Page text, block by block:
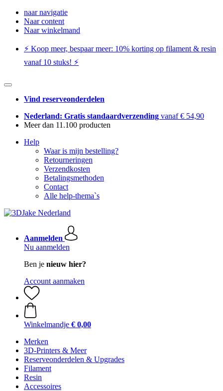
naar navigatie
Naar content
Naar winkelmand
⚡️ Koop meer, bespaar meer: ​​10% korting op filament & resin
vanaf 10 stuks! ⚡️
Vind reserveonderdelen
Nederland: Gratis standaardverzending vanaf € 54,90
Meer dan 11.100 producten
Help
Waar is mijn bestelling?
Retourneringen
Verzendkosten
Betalingsmethoden
Contact
Alle help-thema`s
Aanmelden
Nu aanmelden
Ben je nieuw hier?
Account aanmaken
Winkelmandje € 0,00
Merken
3D-Printers & Meer
Reserveonderdelen & Upgrades
Filament
Resin
Accessoires